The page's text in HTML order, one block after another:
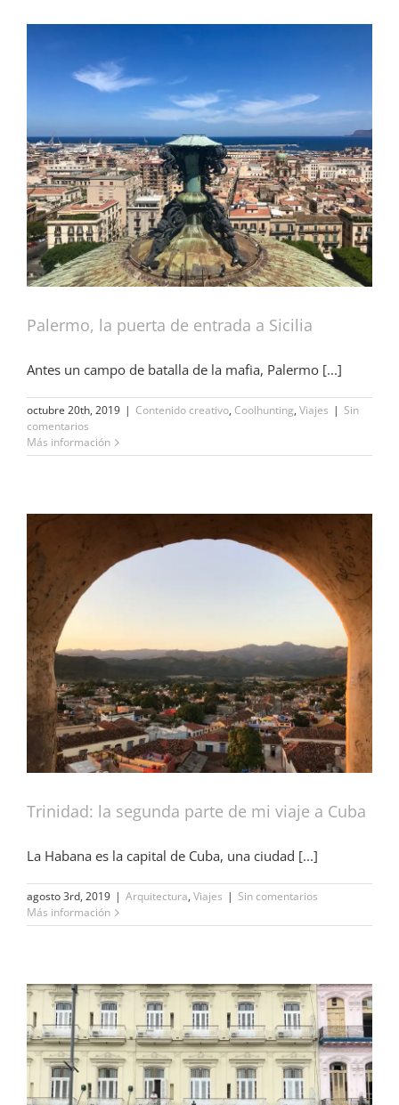
Palermo, la puerta de entrada a Sicilia
Antes un campo de batalla de la mafia, Palermo [...]
octubre 20th, 2019 | Contenido creativo, Coolhunting, Viajes | Sin
comentarios
Más información
Trinidad: la segunda parte de mi viaje a Cuba
La Habana es la capital de Cuba, una ciudad [...]
agosto 3rd, 2019 | Arquitectura, Viajes | Sin comentarios
Más información